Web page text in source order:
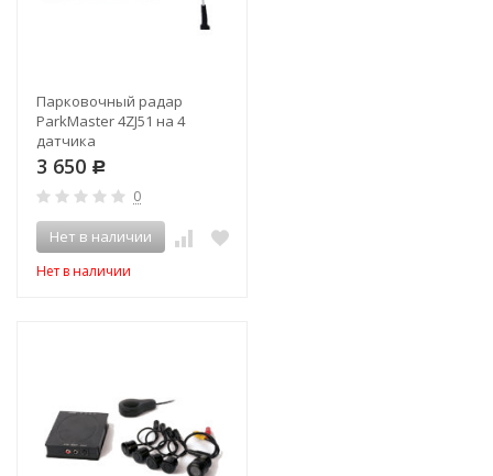
Парковочный радар
ParkMaster 4ZJ51 на 4
датчика
3 650 Р
0
Нет в наличии
Нет в наличии